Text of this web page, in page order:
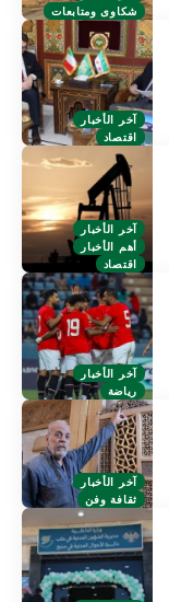
شكاوى ومتابعات
آخر الأخبار
اقتصاد
آخر الأخبار
أهم الأخبار
اقتصاد
آخر الأخبار
رياضة
آخر الأخبار
ثقافة وفن